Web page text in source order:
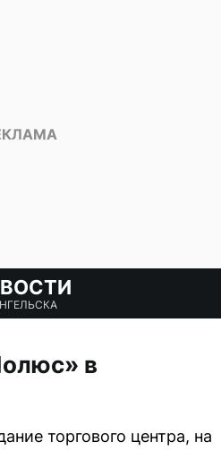
в
торгового центра, на